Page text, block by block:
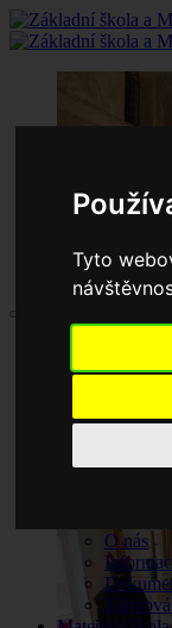
Tyto
Základní škola
O nás